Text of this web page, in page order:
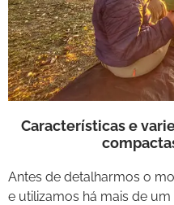
Características e
Antes de detalharmos o
e utilizamos há mais de um